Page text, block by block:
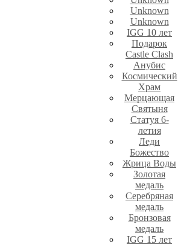
Unknown
Unknown
IGG 10 лет
Подарок
Castle Clash
Анубис
Космический
Храм
Мерцающая
Святыня
Статуя 6-
летия
Леди
Божество
Жрица Воды
Золотая
медаль
Серебряная
медаль
Бронзовая
медаль
IGG 15 лет